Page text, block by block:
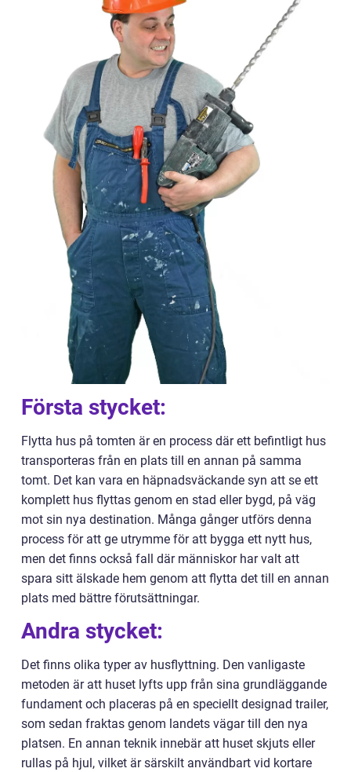
Första stycket:
Flytta hus på tomten är en process där ett befintligt hus
transporteras från en plats till en annan på samma
tomt. Det kan vara en häpnadsväckande syn att se ett
komplett hus flyttas genom en stad eller bygd, på väg
mot sin nya destination. Många gånger utförs denna
process för att ge utrymme för att bygga ett nytt hus,
men det finns också fall där människor har valt att
spara sitt älskade hem genom att flytta det till en annan
plats med bättre förutsättningar.
Andra stycket:
Det finns olika typer av husflyttning. Den vanligaste
metoden är att huset lyfts upp från sina grundläggande
fundament och placeras på en speciellt designad trailer,
som sedan fraktas genom landets vägar till den nya
platsen. En annan teknik innebär att huset skjuts eller
rullas på hjul, vilket är särskilt användbart vid kortare